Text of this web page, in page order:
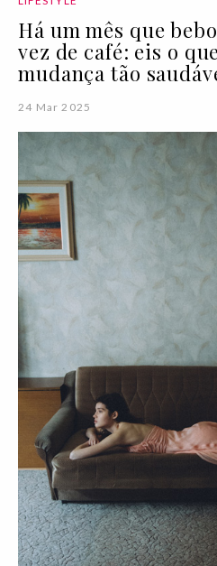
Há um mês que
vez de café: eis o
mudança tão
24 Mar 2025